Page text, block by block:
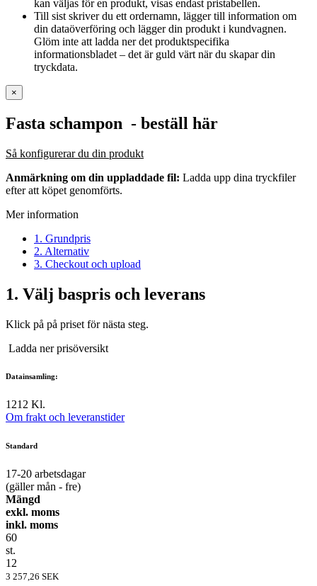
kan väljas för en produkt, visas endast pristabellen.
Till sist skriver du ett ordernamn, lägger till information om
din dataöverföring och lägger din produkt i kundvagnen.
Glöm inte att ladda ner det produktspecifika
informationsbladet – det är guld värt när du skapar din
tryckdata.
×
Fasta schampon - beställ här
Så konfigurerar du din produkt
Anmärkning om din uppladdade fil: Ladda upp dina tryckfiler
efter att köpet genomförts.
Mer information
1. Grundpris
2. Alternativ
3. Checkout och upload
1. Välj baspris och leverans
Klick på på priset för nästa steg.
Ladda ner prisöversikt
Datainsamling:
1212 Kl.
Om frakt och leveranstider
Standard
17-20 arbetsdagar
(gäller mån - fre)
Mängd
exkl. moms
inkl. moms
60
st.
12
3 257,26 SEK